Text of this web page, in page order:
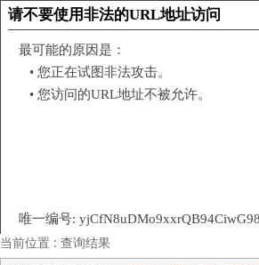
当前位置 : 查询结果